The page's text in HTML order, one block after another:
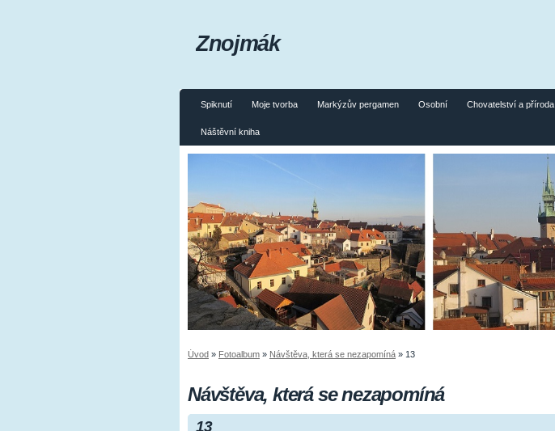
Spiknutí Moje tvorba Markýzův pergamen Osobní Chovatelství a příroda
Náštěvní kniha
Znojmák
Úvod » Fotoalbum » Návštěva, která se nezapomíná » 13
Návštěva, která se nezapomíná
13